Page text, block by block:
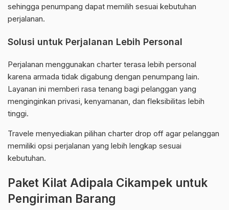
sehingga penumpang dapat memilih sesuai kebutuhan
perjalanan.
Solusi untuk Perjalanan Lebih Personal
Perjalanan menggunakan charter terasa lebih personal
karena armada tidak digabung dengan penumpang lain.
Layanan ini memberi rasa tenang bagi pelanggan yang
menginginkan privasi, kenyamanan, dan fleksibilitas lebih
tinggi.
Travele menyediakan pilihan charter drop off agar pelanggan
memiliki opsi perjalanan yang lebih lengkap sesuai
kebutuhan.
Paket Kilat Adipala Cikampek untuk
Pengiriman Barang